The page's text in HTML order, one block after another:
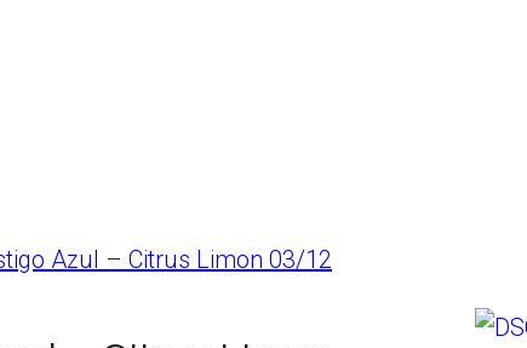
Azul – Citrus Limon 03/12